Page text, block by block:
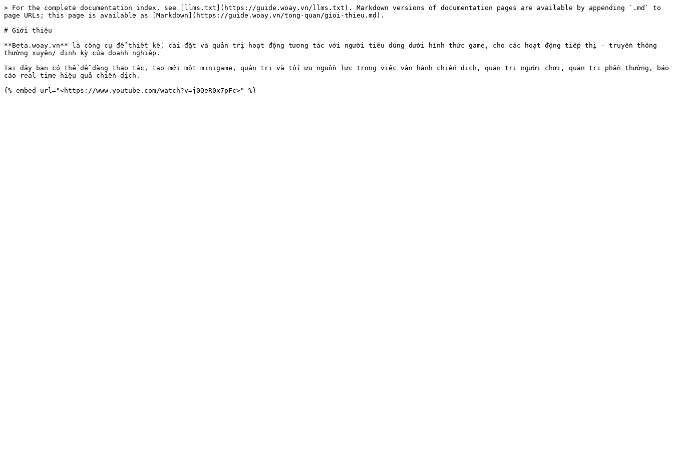
> For the complete documentation index, see [llms.txt](https://guide.woay.vn/llms.txt). Markdown versions of documentation pages are available by appending `.md` to
page URLs; this page is available as [Markdown](https://guide.woay.vn/tong-quan/gioi-thieu.md).
# Giới thiệu
**Beta.woay.vn** là công cụ để thiết kế, cài đặt và quản trị hoạt động tương tác với người tiêu dùng dưới hình thức game, cho các hoạt động tiếp thị - truyền thông
thường xuyên/ định kỳ của doanh nghiệp.
Tại đây bạn có thể dễ dàng thao tác, tạo mới một minigame, quản trị và tối ưu nguồn lực trong việc vận hành chiến dịch, quản trị người chơi, quản trị phần thưởng, báo
cáo real-time hiệu quả chiến dịch.